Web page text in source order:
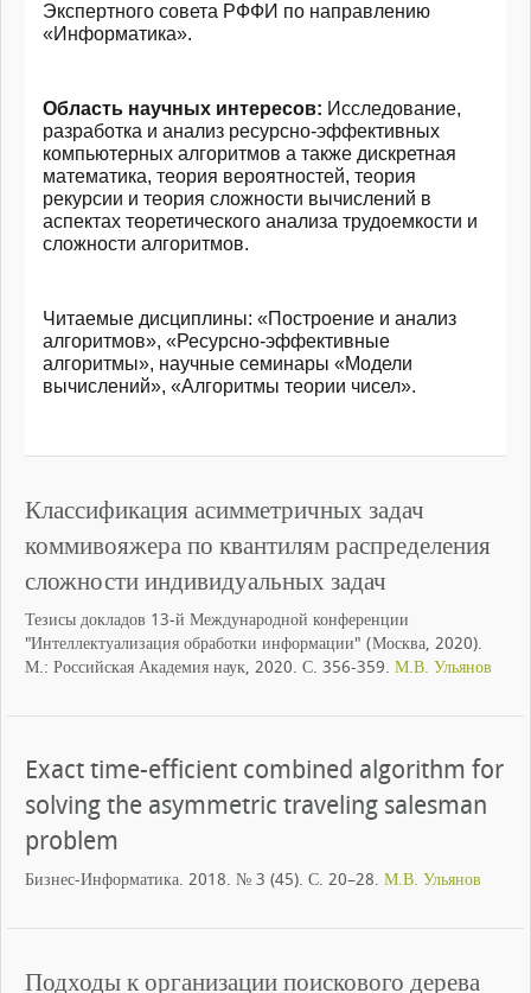
Экспертного совета РФФИ по направлению
«Информатика».
Область научных интересов: Исследование,
разработка и анализ ресурсно-эффективных
компьютерных алгоритмов а также дискретная
математика, теория вероятностей, теория
рекурсии и теория сложности вычислений в
аспектах теоретического анализа трудоемкости и
сложности алгоритмов.
Читаемые дисциплины: «Построение и анализ
алгоритмов», «Ресурсно-эффективные
алгоритмы», научные семинары «Модели
вычислений», «Алгоритмы теории чисел».
Классификация асимметричных задач
коммивояжера по квантилям распределения
сложности индивидуальных задач
Тезисы докладов 13-й Международной конференции
"Интеллектуализация обработки информации" (Москва, 2020).
М.: Российская Академия наук, 2020. С. 356-359. М.В. Ульянов
Exact time-efficient combined algorithm for
solving the asymmetric traveling salesman
problem
Бизнес-Информатика. 2018. № 3 (45). С. 20–28. М.В. Ульянов
Подходы к организации поискового дерева